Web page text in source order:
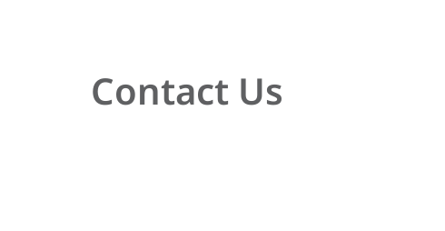
Contact Us